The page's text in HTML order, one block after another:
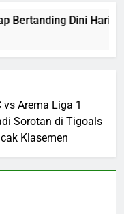
Dini Hari
Arema Liga 1
Sorotan di Tigoals
Klasemen